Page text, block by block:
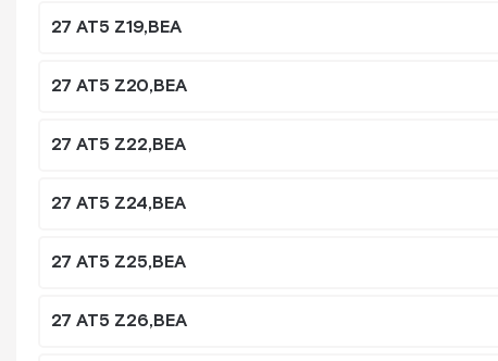
27 AT5 Z19,BEA
27 AT5 Z20,BEA
27 AT5 Z22,BEA
27 AT5 Z24,BEA
27 AT5 Z25,BEA
27 AT5 Z26,BEA